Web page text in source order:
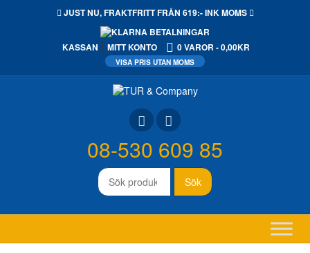
JUST NU,FRAKTFRITTFRÅN 619:- INK MOMS
KASSAN MITT KONTO 0 VAROR 0,00KR
Sök
efter:
Sök
08-530 609 85